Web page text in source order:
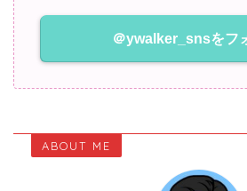
＠ywalker_snsをフ
ABOUT ME